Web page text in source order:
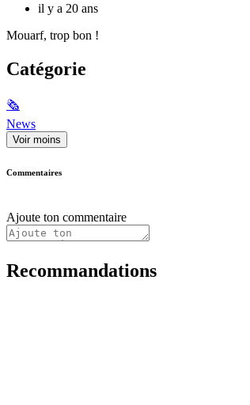
il y a 20 ans
Mouarf, trop bon !
Catégorie
🗞
News
Voir moins
Commentaires
Ajoute ton commentaire
Recommandations